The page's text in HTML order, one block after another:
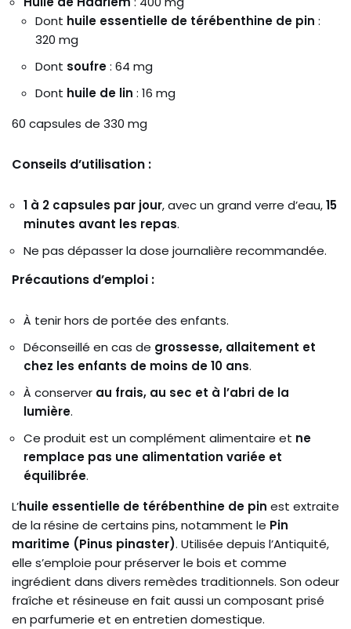
Dont huile essentielle de térébenthine de pin :
320 mg
Dont soufre: 64 mg
Dont huile de lin : 16 mg
60 capsules de 330 mg
Conseils d’utilisation :
1 à 2 capsules par jour, avec un grand verre d’eau,15
minutes avant les repas.
Ne pas dépasser la dose journalière recommandée.
Précautions d’emploi :
À tenir hors de portée des enfants.
Déconseillé en cas de grossesse, allaitement et
chez les enfants de moins de 10 ans.
À conserver au frais, au sec et à l’abri de la
lumière.
Ce produit est un complément alimentaire et ne
remplace pas une alimentation variée et
équilibrée.
L’huile essentielle de térébenthine de pin est extraite
de la résine de certains pins, notamment le Pin
maritime (Pinus pinaster). Utilisée depuis l’Antiquité,
elle s’emploie pour préserver le bois et comme
ingrédient dans divers remèdes traditionnels. Son odeur
fraîche et résineuse en fait aussi un composant prisé
en parfumerie et en entretien domestique.